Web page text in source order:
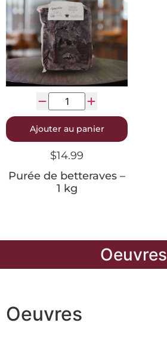
Purée de betteraves –
1 kg
$14.99
Ajouter au panier
Oeuvres
Oeuvres